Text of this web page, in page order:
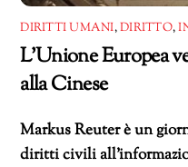
DIRITTI UMANI,DIRITTO,
L’Unione Europea
alla Cinese
Markus Reuter è un
diritti civili